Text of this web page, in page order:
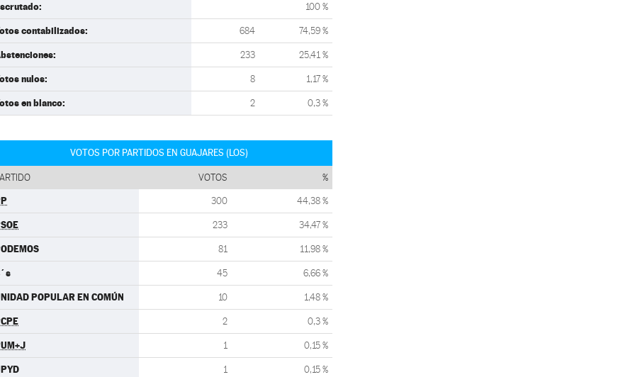
100 %
contabilizados: 684 74,59 %
233 25,41 %
nulos: 8 1,17 %
en blanco: 2 0,3 %
VOTOS POR PARTIDOS EN GUAJARES (LOS)
VOTOS %
300 44,38 %
233 34,47 %
81 11,98 %
45 6,66 %
POPULAR EN COMÚN 10 1,48 %
2 0,3 %
1 0,15 %
1 0,15 %